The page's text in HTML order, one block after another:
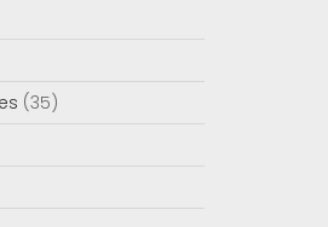
(35)